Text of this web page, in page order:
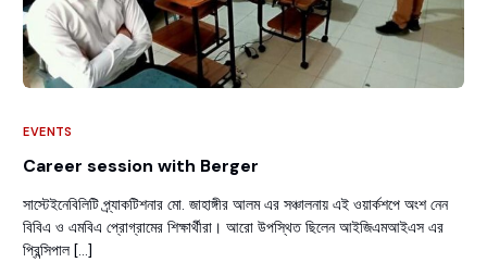
EVENTS
Career session with Berger
সাস্টেইনেবিলিটি প্র্যাকটিশনার মো. জাহাঙ্গীর আলম এর সঞ্চালনায় এই ওয়ার্কশপে অংশ নেন
বিবিএ ও এমবিএ প্রোগ্রামের শিক্ষার্থীরা। আরো উপস্থিত ছিলেন আইজিএমআইএস এর
প্রিন্সিপাল […]